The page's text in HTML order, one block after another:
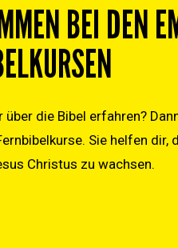
BEI DEN
über die Bibel erfahren?
Sie helfen dir,
Christus zu wachsen.